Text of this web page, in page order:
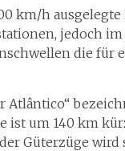
km/h
jedoch
die für
Atlântico“
ist um 140 km
Güterzüge